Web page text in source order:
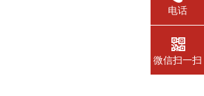
电话
微信扫一扫